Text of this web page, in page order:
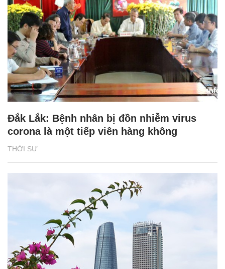
THỜI SỰ
Đắk Lắk: Bệnh nhân bị đồn nhiễm virus
corona là một tiếp viên hàng không